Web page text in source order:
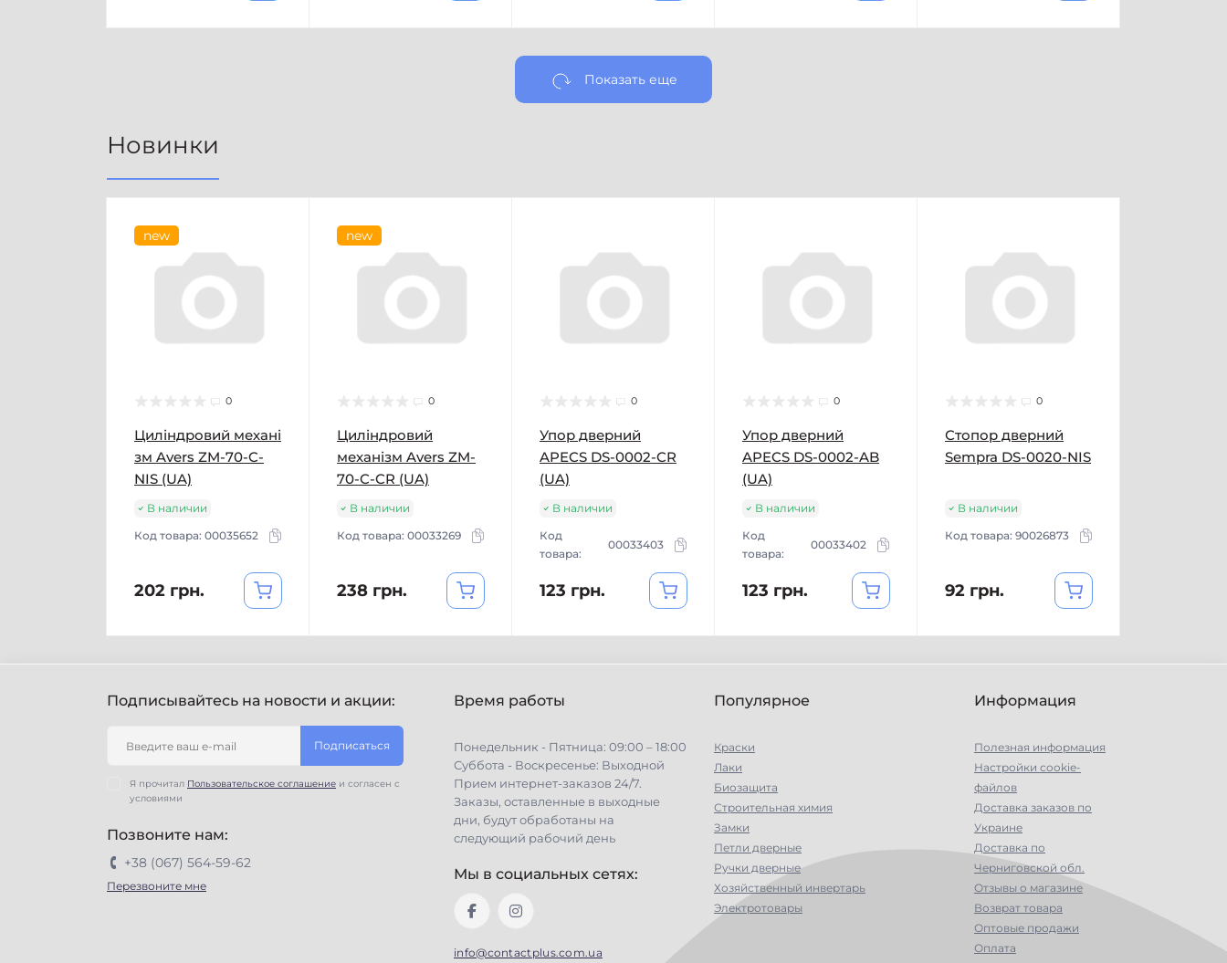
Показать еще
Новинки
new
0
Циліндровий механі
зм Avers ZM-70-C-
NIS (UA)
В наличии
Код товара: 00035652
202 грн.
new
0
Циліндровий
механізм Avers ZM-
70-C-CR (UA)
В наличии
Код товара: 00033269
238 грн.
0
Упор дверний
APECS DS-0002-CR
(UA)
В наличии
Код
товара:
00033403
123 грн.
0
Упор дверний
APECS DS-0002-AB
(UA)
В наличии
Код
товара:
00033402
123 грн.
0
Стопор дверний
Sempra DS-0020-NIS
В наличии
Код товара: 90026873
92 грн.
Подписывайтесь на новости и акции:
Подписаться
Я прочитал Пользовательское соглашение и согласен с
условиями
Позвоните нам:
+38 (067) 564-59-62
Перезвоните мне
Время работы
Понедельник - Пятница: 09:00 – 18:00
Суббота - Воскресенье: Выходной
Прием интернет-заказов 24/7.
Заказы, оставленные в выходные
дни, будут обработаны на
следующий рабочий день
Мы в социальных сетях:
info@contactplus.com.ua
Популярное
Краски
Лаки
Биозащита
Строительная химия
Замки
Петли дверные
Ручки дверные
Хозяйственный инвертарь
Электротовары
Информация
Полезная информация
Настройки сookie-
файлов
Доставка заказов по
Украине
Доставка по
Черниговской обл.
Отзывы о магазине
Возврат товара
Оптовые продажи
Оплата